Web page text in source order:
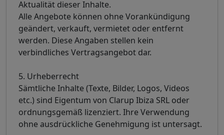
Aktualität dieser Inhalte.
Alle Angebote können ohne Vorankündigung
geändert, verkauft, vermietet oder entfernt
werden. Diese Angaben stellen kein
verbindliches Vertragsangebot dar.
5. Urheberrecht
Sämtliche Inhalte (Texte, Bilder, Logos, Videos
etc.) sind Eigentum von Clarup Ibiza SRL oder
ordnungsgemäß lizenziert. Ihre Verwendung
ohne ausdrückliche Genehmigung ist untersagt.